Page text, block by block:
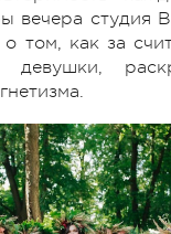
вечера студия
о том, как за
девушки,